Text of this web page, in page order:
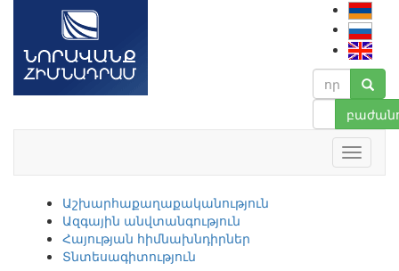
Աշխարհաքաղաքականություն
Ազգային անվտանգություն
Հայության հիմնախնդիրներ
Տնտեսագիտություն